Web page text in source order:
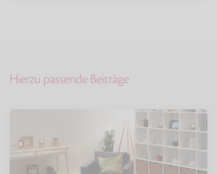
Hierzu passende Beiträge